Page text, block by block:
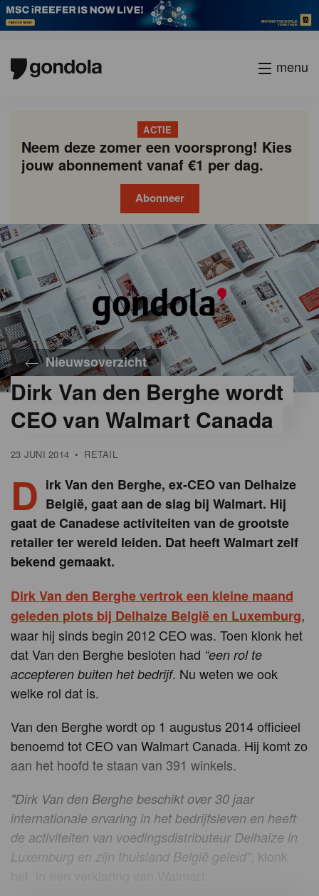
menu
ACTIE
Neem deze zomer een voorsprong! Kies
jouw abonnement vanaf €1 per dag.
Abonneer
Nieuwsoverzicht
Dirk Van den Berghe wordt
CEO van Walmart Canada
23 JUNI 2014 • RETAIL
D irk Van den Berghe, ex-CEO van Delhaize
België, gaat aan de slag bij Walmart. Hij
gaat de Canadese activiteiten van de grootste
retailer ter wereld leiden. Dat heeft Walmart zelf
bekend gemaakt.
Dirk Van den Berghe vertrok een kleine maand
geleden plots bij Delhaize België en Luxemburg,
waar hij sinds begin 2012 CEO was. Toen klonk het
dat Van den Berghe besloten had “een rol te
accepteren buiten het bedrijf. Nu weten we ook
welke rol dat is.
Van den Berghe wordt op 1 augustus 2014 officieel
benoemd tot CEO van Walmart Canada. Hij komt zo
aan het hoofd te staan van 391 winkels.
"Dirk Van den Berghe beschikt over 30 jaar
internationale ervaring in het bedrijfsleven en heeft
de activiteiten van voedingsdistributeur Delhaize in
Luxemburg en zijn thuisland België geleid", klonk
Gondola
academy
Gondola
society